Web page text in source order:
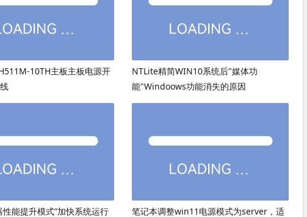
10TH主板主板电源开
NTLite精简WIN10系统后"媒体功
能"Windoows功能消失的原因
性能提升模式”加快系统运行
笔记本调整win11电源模式为server，适